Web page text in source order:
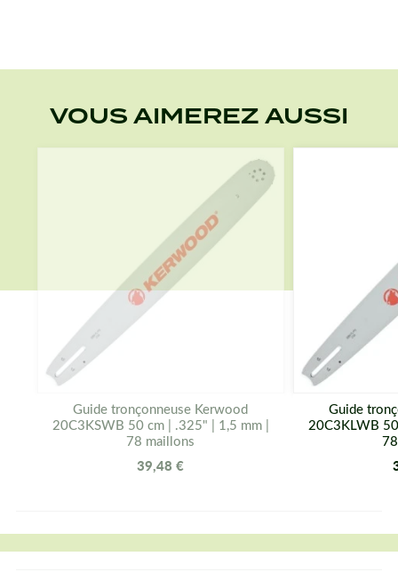
VOUS AIMEREZ AUSSI
Guide tronçonneuse Kerwood
20C3KSWB 50 cm | .325" | 1,5 mm |
78 maillons
39,48 €
Guide
20C3KLWB